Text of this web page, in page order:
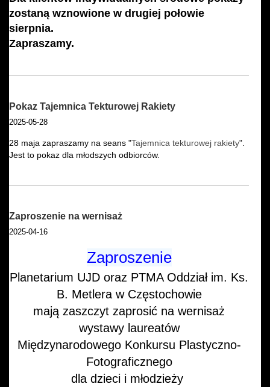
zostaną wznowione w drugiej połowie
sierpnia.
Zapraszamy.
Pokaz Tajemnica Tekturowej Rakiety
2025-05-28
28 maja zapraszamy na seans "Tajemnica tekturowej rakiety".
Jest to pokaz dla młodszych odbiorców.
Zaproszenie na wernisaż
2025-04-16
Zaproszenie
Planetarium UJD oraz PTMA Oddział im. Ks.
B. Metlera w Częstochowie
mają zaszczyt zaprosić na wernisaż
wystawy laureatów
Międzynarodowego Konkursu Plastyczno-
Fotograficznego
dla dzieci i młodzieży